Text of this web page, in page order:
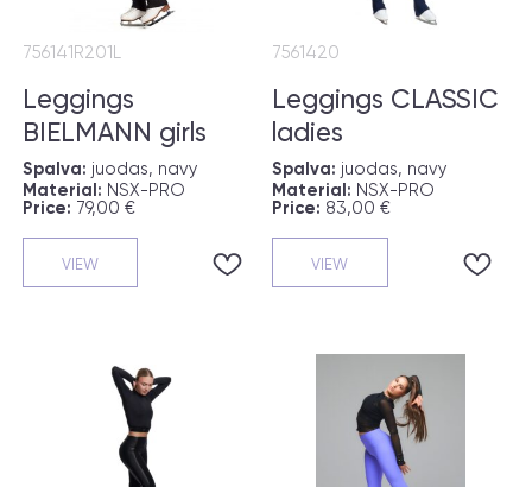
Leggings
BIELMANN girls
756141R201L
Spalva: juodas, navy
Material: NSX-PRO
Price: 79,00 €
VIEW
Leggings CLASSIC
ladies
7561420
Spalva: juodas, navy
Material: NSX-PRO
Price: 83,00 €
VIEW